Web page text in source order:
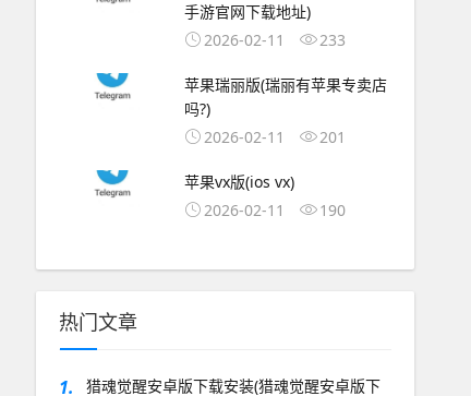
手游官网下载地址)
2026-02-11
233
苹果瑞丽版(瑞丽有苹果专卖店
吗?)
2026-02-11
201
苹果vx版(ios vx)
2026-02-11
190
热门文章
1.
猎魂觉醒安卓版下载安装(猎魂觉醒安卓版下